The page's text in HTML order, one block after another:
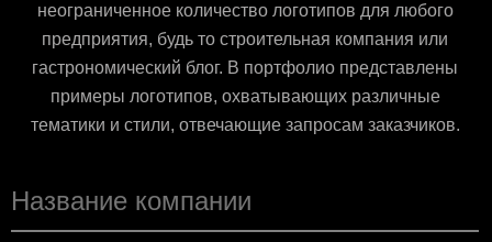
неограниченное количество логотипов для любого
предприятия, будь то строительная компания или
гастрономический блог. В портфолио представлены
примеры логотипов, охватывающих различные
тематики и стили, отвечающие запросам заказчиков.